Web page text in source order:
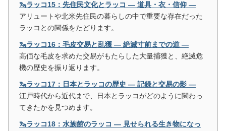
🦦ラッコ15：先住民文化とラッコ ― 道具・衣・信仰 ―
アリュートや北米先住民の暮らしの中で重要な存在だった
ラッコとの関係をたどります。
🦦ラッコ16：毛皮交易と乱獲 ― 絶滅寸前までの道 ―
高価な毛皮を求めた交易がもたらした大量捕獲と、絶滅危
機の歴史を振り返ります。
🦦ラッコ17：日本とラッコの歴史 ― 記録と交易の影 ―
江戸時代から近代まで、日本とラッコがどのように関わっ
てきたかを見つめます。
🦦ラッコ18：水族館のラッコ ― 見せられる生き物になっ